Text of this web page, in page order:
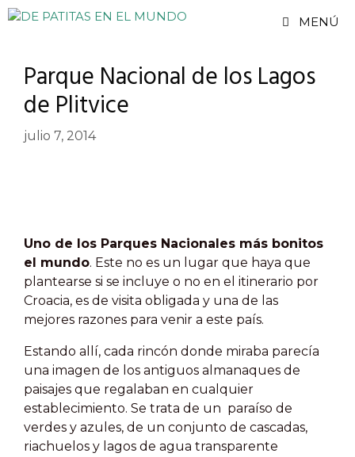
Saltar
MENÚ
Parque Nacional de los Lagos
de Plitvice
julio 7, 2014
Uno de los Parques Nacionales más bonitos
el mundo. Este no es un lugar que haya que
plantearse si se incluye o no en el itinerario por
Croacia, es de visita obligada y una de las
mejores razones para venir a este país.
Estando allí, cada rincón donde miraba parecía
una imagen de los antiguos almanaques de
paisajes que regalaban en cualquier
establecimiento. Se trata de un paraíso de
verdes y azules, de un conjunto de cascadas,
riachuelos y lagos de agua transparente